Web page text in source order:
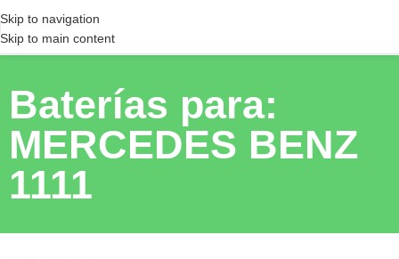
Skip to navigation
Skip to main content
Baterías para:
MERCEDES BENZ
1111